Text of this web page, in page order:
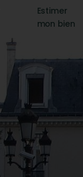
Estimer
mon bien